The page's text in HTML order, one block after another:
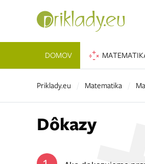
DOMOV
Priklady.eu Matematika
Dôkazy